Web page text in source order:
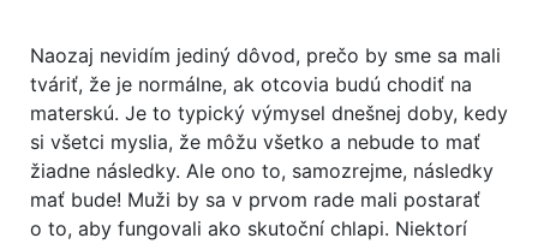
Naozaj nevidím jediný dôvod, prečo by sme sa mali
tváriť, že je normálne, ak otcovia budú chodiť na
materskú. Je to typický výmysel dnešnej doby, kedy
si všetci myslia, že môžu všetko a nebude to mať
žiadne následky. Ale ono to, samozrejme, následky
mať bude! Muži by sa v prvom rade mali postarať
o to, aby fungovali ako skutoční chlapi. Niektorí